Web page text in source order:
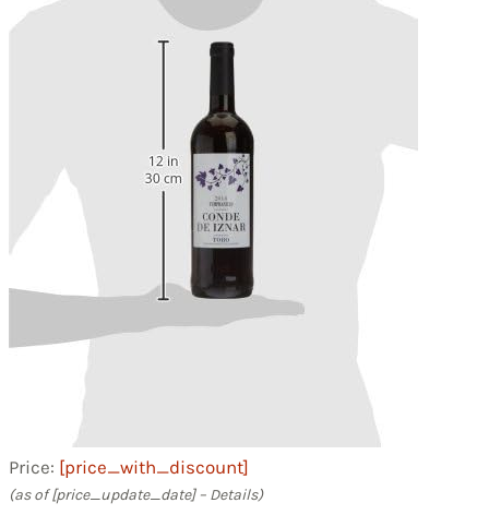
Price: [price_with_discount]
(as of [price_update_date] – Details)